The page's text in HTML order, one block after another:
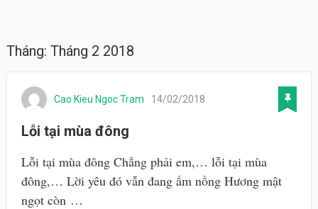
Tháng: Tháng 2 2018
Cao Kieu Ngoc Tram 14/02/2018
Lỗi tại mùa đông
Lỗi tại mùa đông Chẳng phải em,… lỗi tại mùa
đông,… Lời yêu đó vẫn đang ấm nồng Hương mật
ngọt còn …